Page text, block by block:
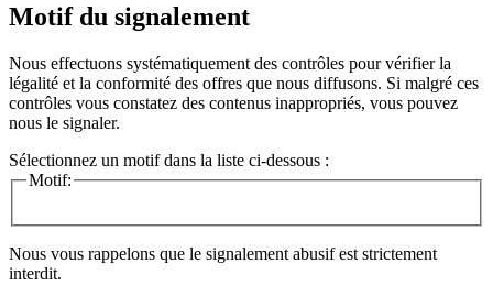
Motif du signalement
Nous effectuons systématiquement des contrôles pour vérifier la
légalité et la conformité des offres que nous diffusons. Si malgré ces
contrôles vous constatez des contenus inappropriés, vous pouvez
nous le signaler.
Sélectionnez un motif dans la liste ci-dessous :
Motif:
Nous vous rappelons que le signalement abusif est strictement
interdit.